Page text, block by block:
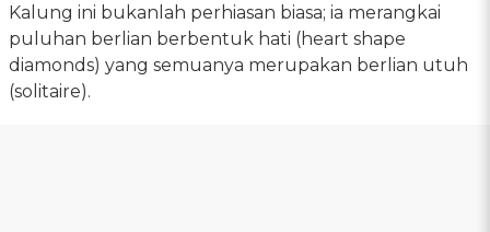
Kalung ini bukanlah perhiasan biasa; ia merangkai
puluhan berlian berbentuk hati (heart shape
diamonds) yang semuanya merupakan berlian utuh
(solitaire).